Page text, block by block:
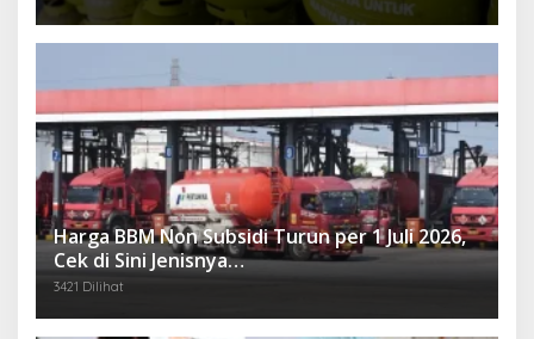
Harga BBM Non Subsidi Turun per 1 Juli 2026,
Cek di Sini Jenisnya…
3421 Dilihat